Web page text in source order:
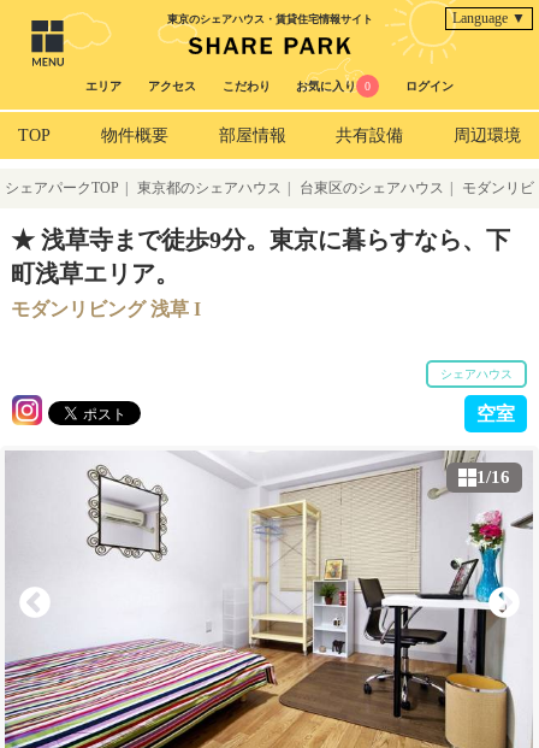
東京のシェアハウス・賃貸住宅情報サイト Language ▼
エリア アクセス こだわり お気に入り 0 ログイン
TOP 物件概要 部屋情報 共有設備 周辺環境
シェアパークTOP 東京都のシェアハウス 台東区のシェアハウス モダンリビ
ング 浅草 I
★ 浅草寺まで徒歩9分。東京に暮らすなら、下
町浅草エリア。
モダンリビング 浅草 I
シェアハウス
空室
1/16